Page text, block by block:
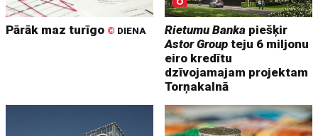
Pārāk maz turīgo © DIENA Rietumu Banka piešķir
Astor Group teju 6 miljonu
eiro kredītu
dzīvojamajam projektam
Torņakalnā